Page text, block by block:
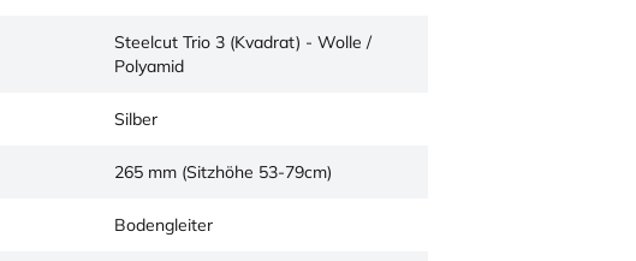
Steelcut Trio 3 (Kvadrat) - Wolle /
Polyamid
Silber
265 mm (Sitzhöhe 53-79cm)
Bodengleiter